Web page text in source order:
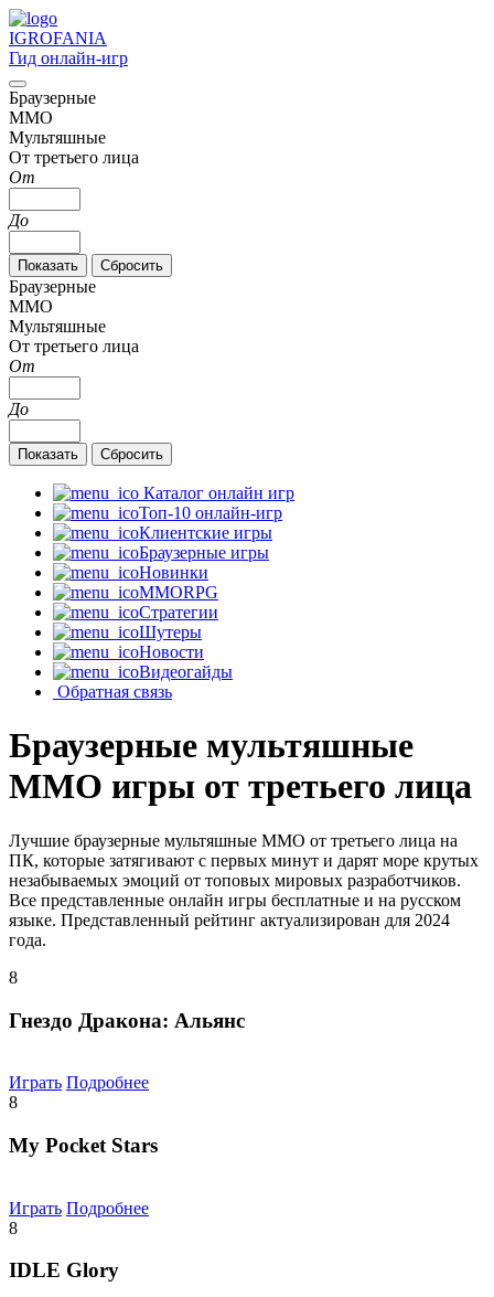
IGROFANIA
Гид онлайн-игр
Браузерные
MMO
Мультяшные
От третьего лица
От
До
Браузерные
MMO
Мультяшные
От третьего лица
От
До
Каталог онлайн игр
Топ-10 онлайн-игр
Клиентские игры
Браузерные игры
Новинки
MMORPG
Стратегии
Шутеры
Новости
Видеогайды
Обратная связь
Браузерные мультяшные
MMO игры от третьего лица
Лучшие браузерные мультяшные MMO от третьего лица на
ПК, которые затягивают с первых минут и дарят море крутых
незабываемых эмоций от топовых мировых разработчиков.
Все представленные онлайн игры бесплатные и на русском
языке. Представленный рейтинг актуализирован для 2024
года.
8
Гнездо Дракона: Альянс
Играть Подробнее
8
My Pocket Stars
Играть Подробнее
8
IDLE Glory